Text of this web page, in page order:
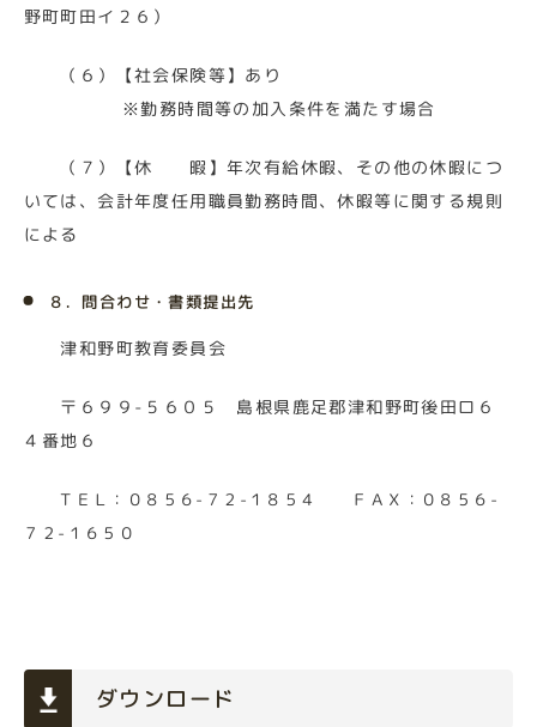
野町町田イ２６）
（６）【社会保険等 】あり
※勤務時間等の加入条件を満たす場合
（７）【休 暇】年次有給休暇、その他の休暇につ
いては、会計年度任用職員勤務時間、休暇等に関する規則
による
８．問合わせ・書類提出先
津和野町教育委員会
〒 ６９９ - ５６０５ 島根県鹿足郡津和野町後田ロ６
４ 番地 ６
ＴＥＬ：０８５６ - ７２ - １８５４ ＦＡＸ：０８５６ -
７２ - １６５０
ダウンロード